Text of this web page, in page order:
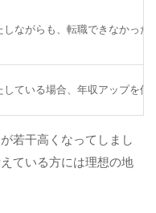
しながらも、転職できなかっ
している場合、年収アップを保
若干高くなってしまし
ている方には理想の地